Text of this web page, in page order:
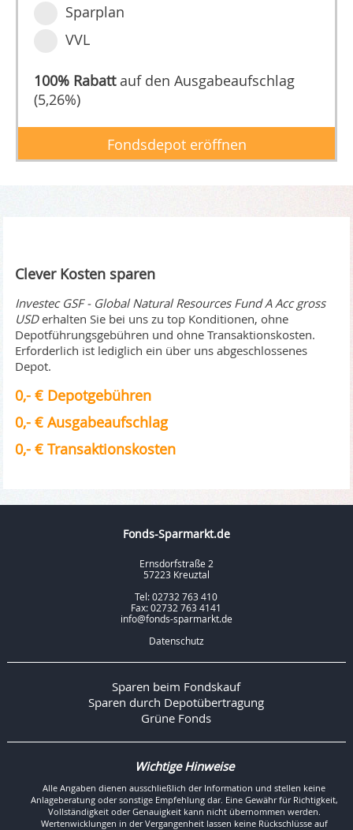
Sparplan
VVL
100% Rabattauf den Ausgabeaufschlag
(5,26%)
Fondsdepot eröffnen
Clever Kosten sparen
Investec GSF - Global Natural Resources Fund A Acc gross
USDerhalten Sie bei uns zu top Konditionen, ohne
Depotführungsgebühren und ohne Transaktionskosten.
Erforderlich ist lediglich ein über uns abgeschlossenes
Depot.
0,- € Depotgebühren
0,- € Ausgabeaufschlag
0,- € Transaktionskosten
Fonds-Sparmarkt.de
Ernsdorfstraße 2
57223 Kreuztal
Tel: 02732 763 410
Fax: 02732 763 4141
info@fonds-sparmarkt.de
Datenschutz
Sparen beim Fondskauf
Sparen durch Depotübertragung
Grüne Fonds
Wichtige Hinweise
Alle Angaben dienen ausschließlich der Information und stellen keine
Anlageberatung oder sonstige Empfehlung dar. Eine Gewähr für Richtigkeit,
Vollständigkeit oder Genauigkeit kann nicht übernommen werden.
Wertenwicklungen in der Vergangenheit lassen keine Rückschlüsse auf